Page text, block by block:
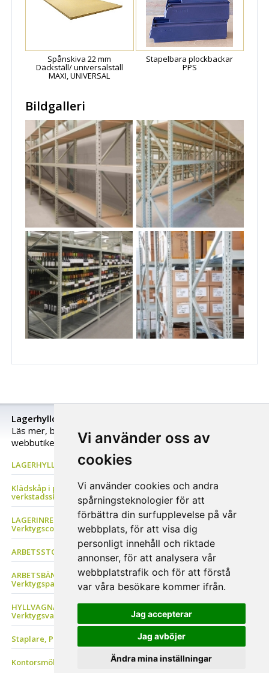
Vi använder oss av
cookies
Vi använder cookies och andra
spårningsteknologier för att
förbättra din surfupplevelse på vår
webbplats, för att visa dig
personligt innehåll och riktade
annonser, för att analysera vår
webbplatstrafik och för att förstå
var våra besökare kommer ifrån.
Jag accepterar
Jag avböjer
Ändra mina inställningar
Spånskiva 22 mm
Däckställ/ universalställ
MAXI, UNIVERSAL
Stapelbara plockbackar
PPS
Bildgalleri
Lagerhyllor och lagerinredning för varje lagers behov
Läs mer, begär en individuell offert eller köp direkt i
webbutiken!
LAGERHYLLOR Lagerställ, Grenställ, Pallställ, Däckställ, Hyllställ
Klädskåp i plåt, Förvaringsskåp, Z-skåp, Bänkar, Plåtskåp &
verkstadsskåp, Backskåp
LAGERINREDNING Förvaringsbackar, Avfallshantering,
Verktygscontainer Plåthyllor & Stålhyllor
ARBETSSTOLAR Sadelstolar, Ståstolar och stödstolar
ARBETSBÄNK Verkstadsinredning, Verktygshurtsar,
Verktygspanel
HYLLVAGNAR Magasinkärror, Backvagn, Lyftbordsvagnar,
Verktygsvagn
Staplare, Pallyftare
Kontorsmöbler